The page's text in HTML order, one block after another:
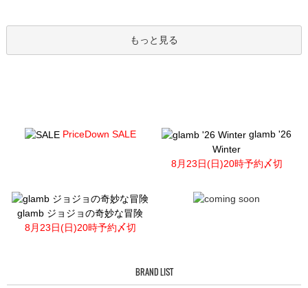
もっと見る
PriceDown SALE
glamb '26
Winter
8月23日(日)20時予約〆切
glamb ジョジョの奇妙な冒険
8月23日(日)20時予約〆切
BRAND LIST